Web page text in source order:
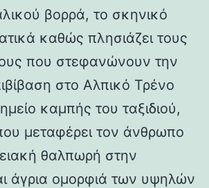
βορρά, το σκηνικό
καθώς πλησιάζει τους
που στεφανώνουν την
στο Αλπικό Τρένο
καμπής του ταξιδιού,
μεταφέρει τον άνθρωπο
θαλπωρή στην
άγρια ομορφιά των υψηλών